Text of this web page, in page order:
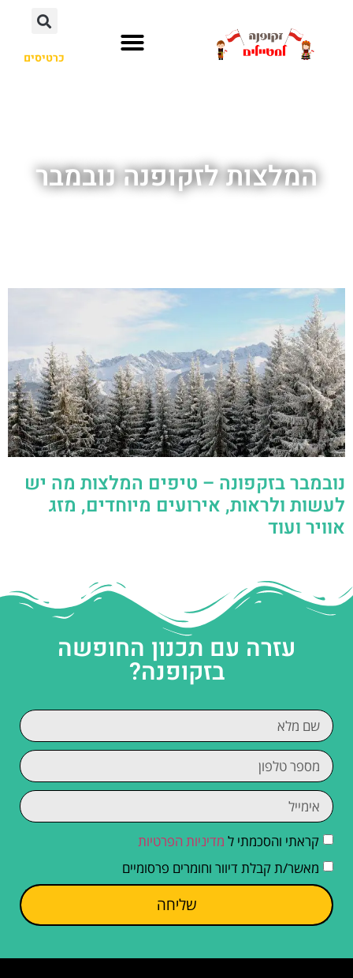
כרטיסים
המלצות לזקופנה נובמבר
נובמבר בזקפונה – טיפים המלצות מה יש
לעשות ולראות, אירועים מיוחדים, מזג
אוויר ועוד
עזרה עם תכנון החופשה
בזקופנה?
קראתי והסכמתי ל מדיניות הפרטיות
מאשר/ת קבלת דיוור וחומרים פרסומיים
שליחה